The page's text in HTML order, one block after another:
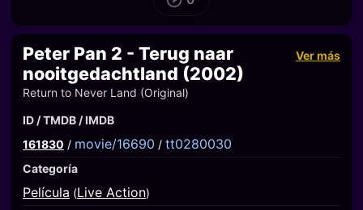
Peter Pan 2 - Terug naar
nooitgedachtland (2002)
Ver más
Return to Never Land (Original)
ID / TMDB / IMDB
161830 / movie/16690 / tt0280030
Categoría
Película (Live Action)